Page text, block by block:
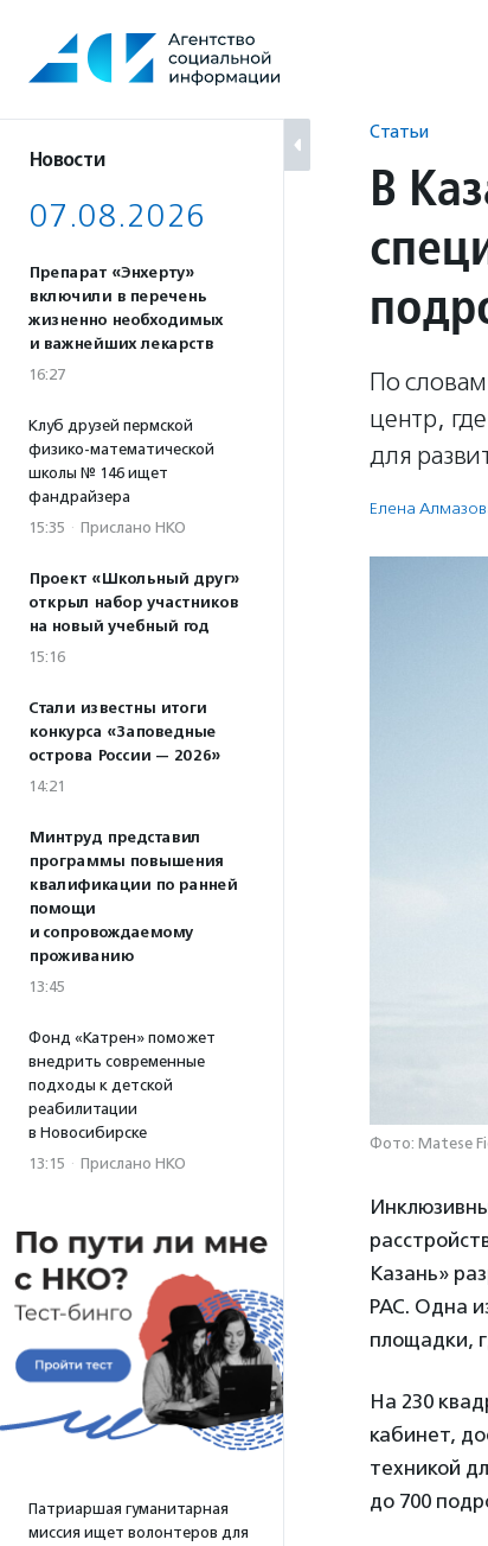
содержанию
Новости
07.08.2026
Препарат «Энхерту»
включили в перечень
жизненно необходимых
и важнейших лекарств
16:27
Клуб друзей пермской
физико-математической
школы № 146 ищет
фандрайзера
15:35 · Прислано НКО
Проект «Школьный друг»
открыл набор участников
на новый учебный год
15:16
Стали известны итоги
конкурса «Заповедные
острова России — 2026»
14:21
Минтруд представил
программы повышения
квалификации по ранней
помощи
и сопровождаемому
проживанию
13:45
Фонд «Катрен» поможет
внедрить современные
подходы к детской
реабилитации
в Новосибирске
13:15 · Прислано НКО
Патриаршая гуманитарная
миссия ищет волонтеров для
Статьи
В
По
центр,
для
Елена
Фото: Matese
Казань»
РАС. Одна
площадки,
На 230
кабинет,
техникой
до 700